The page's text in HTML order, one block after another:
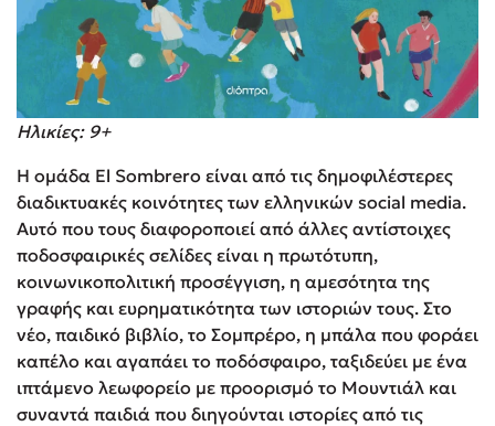
Ηλικίες: 9+
Η ομάδα El Sombrero είναι από τις δημοφιλέστερες
διαδικτυακές κοινότητες των ελληνικών social media.
Αυτό που τους διαφοροποιεί από άλλες αντίστοιχες
ποδοσφαιρικές σελίδες είναι η πρωτότυπη,
κοινωνικοπολιτική προσέγγιση, η αμεσότητα της
γραφής και ευρηματικότητα των ιστοριών τους. Στο
νέο, παιδικό βιβλίο, το Σομπρέρο, η μπάλα που φοράει
καπέλο και αγαπάει το ποδόσφαιρο, ταξιδεύει με ένα
ιπτάμενο λεωφορείο με προορισμό το Μουντιάλ και
συναντά παιδιά που διηγούνται ιστορίες από τις